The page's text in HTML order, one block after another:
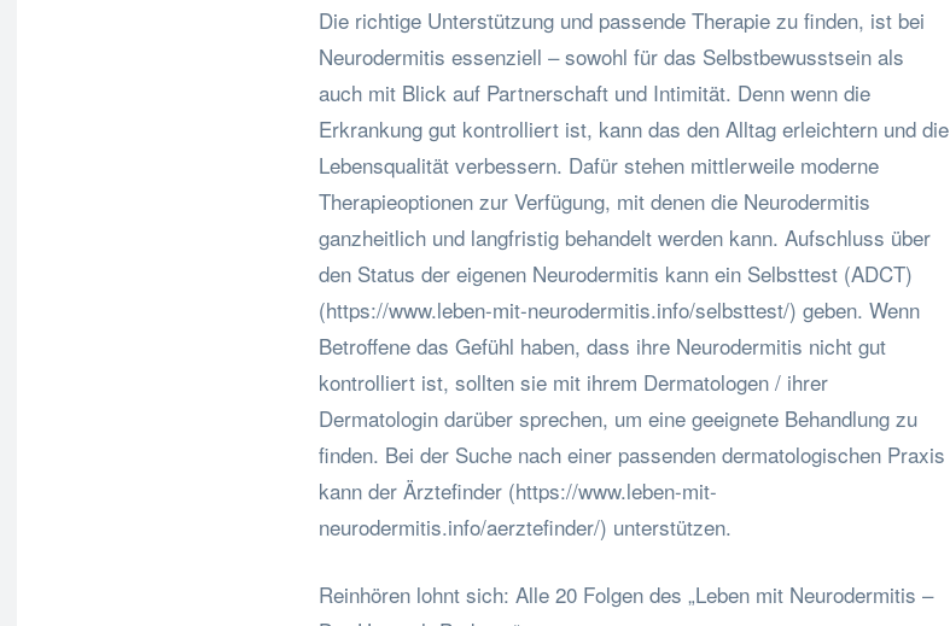
Die richtige Unterstützung und passende Therapie zu finden, ist bei
Neurodermitis essenziell – sowohl für das Selbstbewusstsein als
auch mit Blick auf Partnerschaft und Intimität. Denn wenn die
Erkrankung gut kontrolliert ist, kann das den Alltag erleichtern und die
Lebensqualität verbessern. Dafür stehen mittlerweile moderne
Therapieoptionen zur Verfügung, mit denen die Neurodermitis
ganzheitlich und langfristig behandelt werden kann. Aufschluss über
den Status der eigenen Neurodermitis kann ein Selbsttest (ADCT)
(https://www.leben-mit-neurodermitis.info/selbsttest/) geben. Wenn
Betroffene das Gefühl haben, dass ihre Neurodermitis nicht gut
kontrolliert ist, sollten sie mit ihrem Dermatologen / ihrer
Dermatologin darüber sprechen, um eine geeignete Behandlung zu
finden. Bei der Suche nach einer passenden dermatologischen Praxis
kann der Ärztefinder (https://www.leben-mit-
neurodermitis.info/aerztefinder/) unterstützen.
Reinhören lohnt sich: Alle 20 Folgen des „Leben mit Neurodermitis –